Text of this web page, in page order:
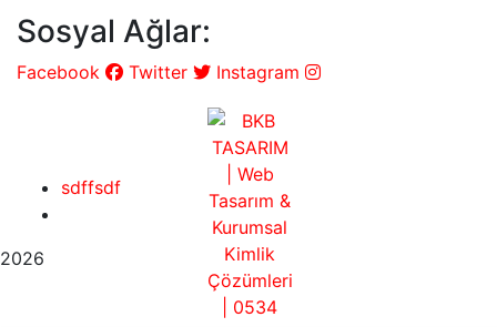
Sosyal Ağlar:
Facebook Twitter Instagram
sdffsdf
2026